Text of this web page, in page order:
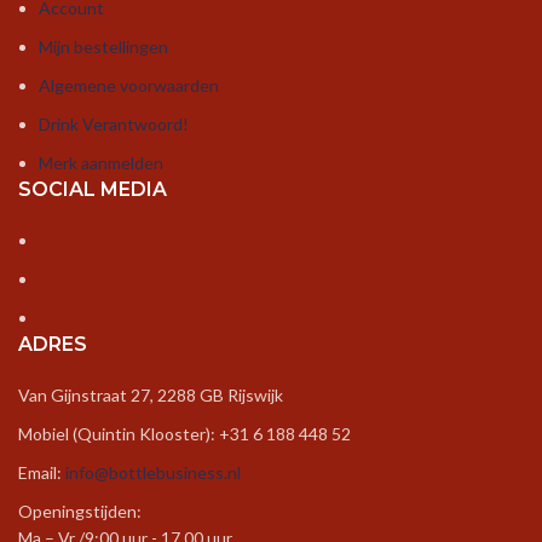
Account
Mijn bestellingen
Algemene voorwaarden
Drink Verantwoord!
Merk aanmelden
SOCIAL MEDIA
ADRES
Van Gijnstraat 27, 2288 GB Rijswijk
Mobiel (Quintin Klooster): +31 6 188 448 52
Email: info@bottlebusiness.nl
Openingstijden: